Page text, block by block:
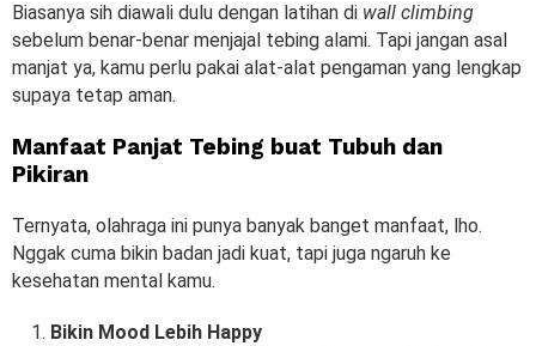
Biasanya sih diawali dulu dengan latihan di wall climbing
sebelum benar-benar menjajal tebing alami. Tapi jangan asal
manjat ya, kamu perlu pakai alat-alat pengaman yang lengkap
supaya tetap aman.
Manfaat Panjat Tebing buat Tubuh dan
Pikiran
Ternyata, olahraga ini punya banyak banget manfaat, lho.
Nggak cuma bikin badan jadi kuat, tapi juga ngaruh ke
kesehatan mental kamu.
Bikin Mood Lebih Happy